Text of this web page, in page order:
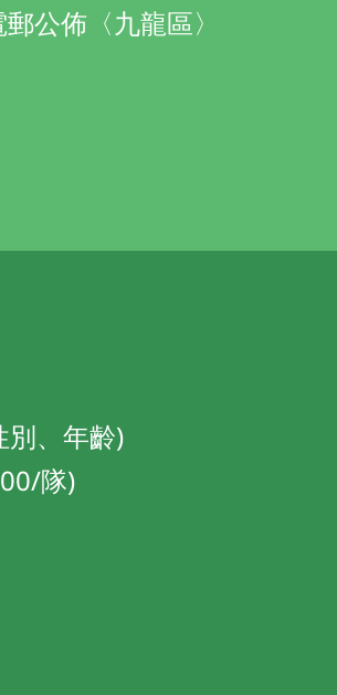
公佈〈九龍區〉
別、年齡)
隊)